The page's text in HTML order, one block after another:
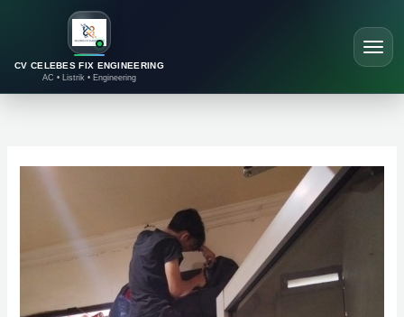
CV CELEBES FIX ENGINEERING
AC • Listrik • Engineering
konten